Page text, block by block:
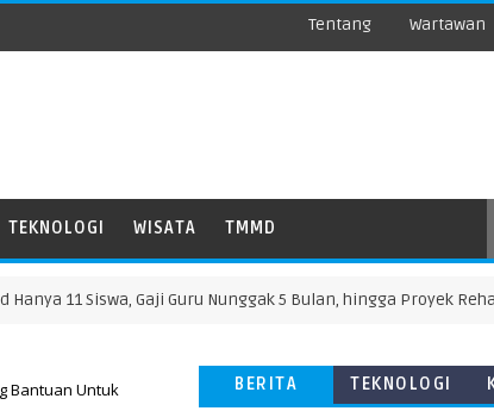
Tentang Wartawan
TEKNOLOGI WISATA TMMD
Siswa, Gaji Guru Nunggak 5 Bulan, hingga Proyek Rehab
Bantuan Untuk
BERITA
TEKNOLOGI